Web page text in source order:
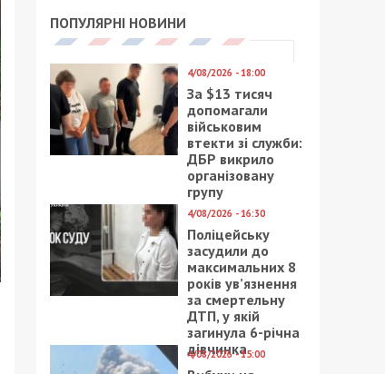
ПОПУЛЯРНІ НОВИНИ
4/08/2026 - 18:00
За $13 тисяч
допомагали
військовим
втекти зі служби:
ДБР викрило
організовану
групу
4/08/2026 - 16:30
Поліцейську
засудили до
максимальних 8
років ув’язнення
за смертельну
ДТП, у якій
загинула 6-річна
дівчинка
4/08/2026 - 15:00